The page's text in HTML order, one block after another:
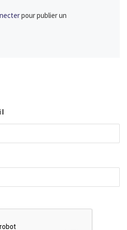
pour publier un